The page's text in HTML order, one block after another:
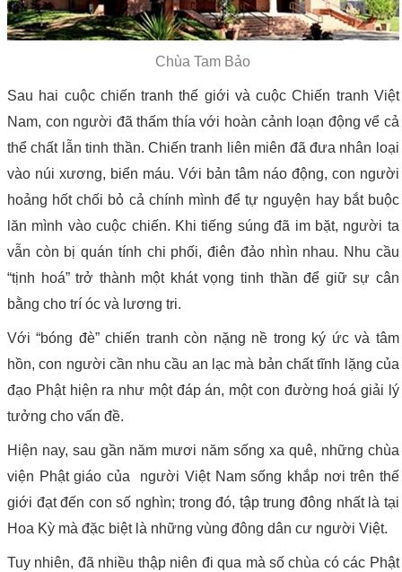
Chùa Tam Bảo
Sau hai cuộc chiến tranh thế giới và cuộc Chiến tranh Việt
Nam, con người đã thấm thía với hoàn cảnh loạn động vể cả
thể chất lẫn tinh thần. Chiến tranh liên miên đã đưa nhân loại
vào núi xương, biển máu. Với bản tâm náo động, con người
hoảng hốt chối bỏ cả chính mình để tự nguyện hay bắt buộc
lăn mình vào cuộc chiến. Khi tiếng súng đã im bặt, người ta
vẫn còn bị quán tính chi phối, điên đảo nhìn nhau. Nhu cầu
“tịnh hoá” trở thành một khát vọng tinh thần để giữ sự cân
bằng cho trí óc và lương tri.
Với “bóng đè” chiến tranh còn nặng nề trong ký ức và tâm
hồn, con người cần nhu cầu an lạc mà bản chất tĩnh lặng của
đạo Phật hiện ra như một đáp án, một con đường hoá giải lý
tưởng cho vấn đề.
Hiện nay, sau gần năm mươi năm sống xa quê, những chùa
viện Phật giáo của người Việt Nam sống khắp nơi trên thế
giới đạt đến con số nghìn; trong đó, tập trung đông nhất là tại
Hoa Kỳ mà đặc biệt là những vùng đông dân cư người Việt.
Tuy nhiên, đã nhiều thập niên đi qua mà số chùa có các Phật